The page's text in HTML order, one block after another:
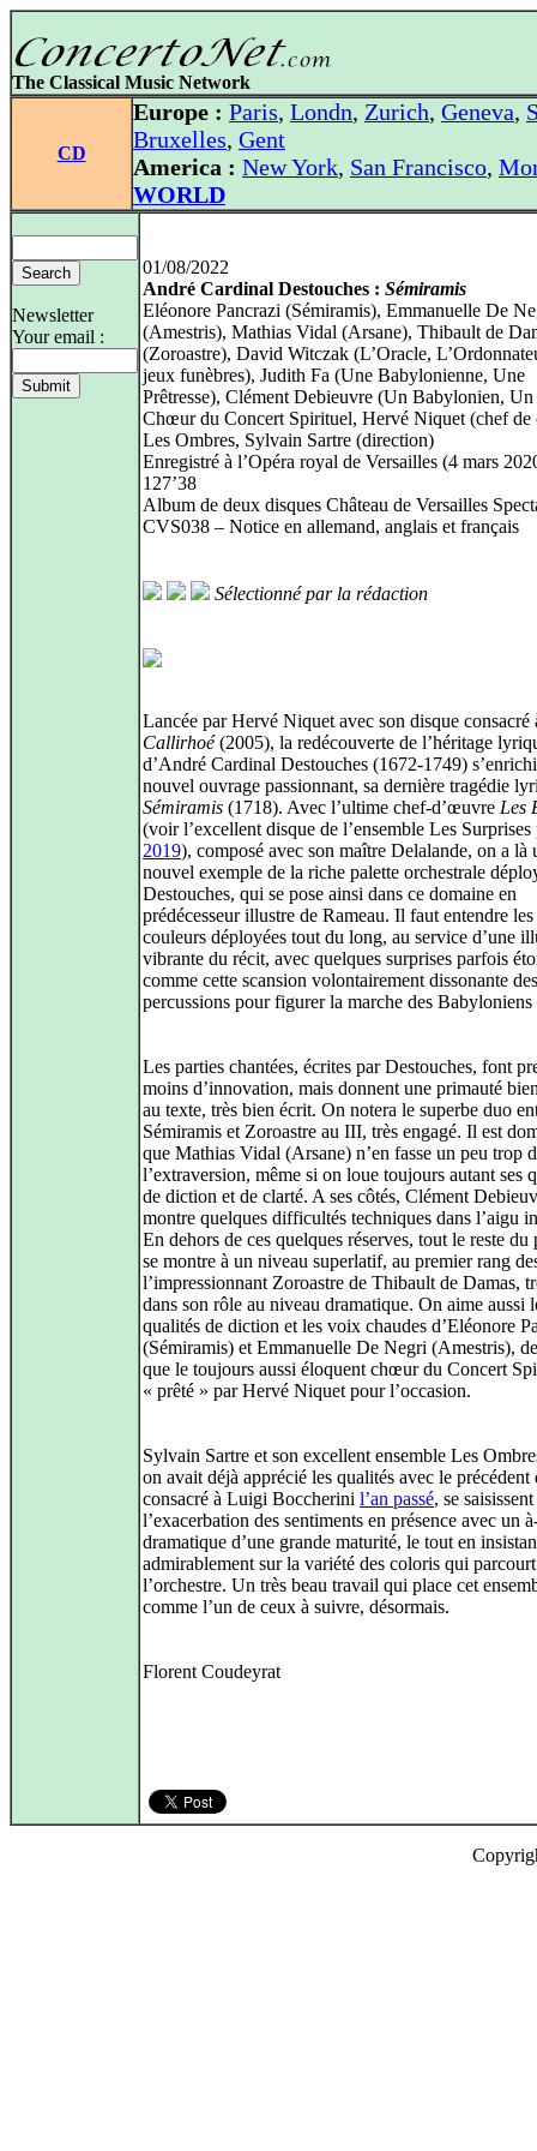
The Classical Music Network
CD
Europe : Paris, Londn, Zurich, Geneva,
Bruxelles, Gent
America : New York, San Francisco,
WORLD
Newsletter
Your email :
01/08/2022
André Cardinal Destouches : Sémiramis
Eléonore Pancrazi (Sémiramis), Emmanuelle De
(Amestris), Mathias Vidal (Arsane), Thibault de
(Zoroastre), David Witczak (L’Oracle,
jeux funèbres), Judith Fa (Une Babylonienne, Une
Prêtresse), Clément Debieuvre (Un Babylonien,
Chœur du Concert Spirituel, Hervé Niquet (chef
Les Ombres, Sylvain Sartre (direction)
Enregistré à l’Opéra royal de Versailles (4 mars
127’38
Album de deux disques Château de Versailles
CVS038 – Notice en allemand, anglais et français
Sélectionné par la rédaction
Lancée par Hervé Niquet avec son disque consacré
Callirhoé(2005), la redécouverte de l’héritage
d’André Cardinal Destouches (1672-1749)
nouvel ouvrage passionnant, sa dernière tragédie
Sémiramis (1718). Avec l’ultime chef-d’œuvre Les
(voir l’excellent disque de l’ensemble Les
2019), composé avec son maître Delalande, on a là
nouvel exemple de la riche palette orchestrale
Destouches, qui se pose ainsi dans ce domaine en
prédécesseur illustre de Rameau. Il faut entendre les
couleurs déployées tout du long, au service d’une
vibrante du récit, avec quelques surprises parfois
comme cette scansion volontairement dissonante des
percussions pour figurer la marche des Babyloniens
Les parties chantées, écrites par Destouches, font
moins d’innovation, mais donnent une primauté
au texte, très bien écrit. On notera le superbe duo
Sémiramis et Zoroastre au III, très engagé. Il est
que Mathias Vidal (Arsane) n’en fasse un peu trop
l’extraversion, même si on loue toujours autant ses
de diction et de clarté. A ses côtés, Clément
montre quelques difficultés techniques dans l’aigu
En dehors de ces quelques réserves, tout le reste du
se montre à un niveau superlatif, au premier rang
l’impressionnant Zoroastre de Thibault de Damas,
dans son rôle au niveau dramatique. On aime aussi
qualités de diction et les voix chaudes d’Eléonore
(Sémiramis) et Emmanuelle De Negri (Amestris),
que le toujours aussi éloquent chœur du Concert
« prêté » par Hervé Niquet pour l’occasion.
Sylvain Sartre et son excellent ensemble Les
on avait déjà apprécié les qualités avec le précédent
consacré à Luigi Boccherini l’an passé, se
l’exacerbation des sentiments en présence avec un
dramatique d’une grande maturité, le tout en
admirablement sur la variété des coloris qui
l’orchestre. Un très beau travail qui place cet
comme l’un de ceux à suivre, désormais.
Florent Coudeyrat